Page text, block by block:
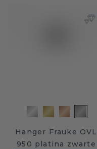
Hanger Frauke OVL
950 platina zwarte